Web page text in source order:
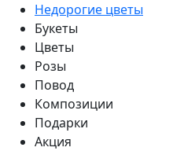
Недорогие цветы
Букеты
Цветы
Розы
Повод
Композиции
Подарки
Акция